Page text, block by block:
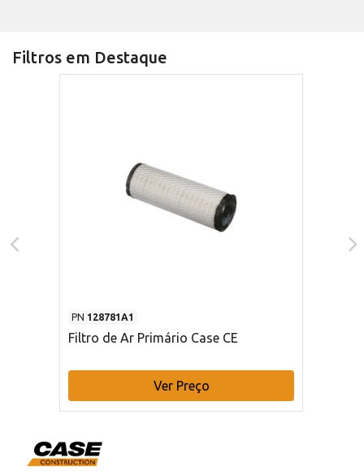
Filtros em Destaque
PN 128781A1
Filtro de Ar Primário Case CE
Ver Preço